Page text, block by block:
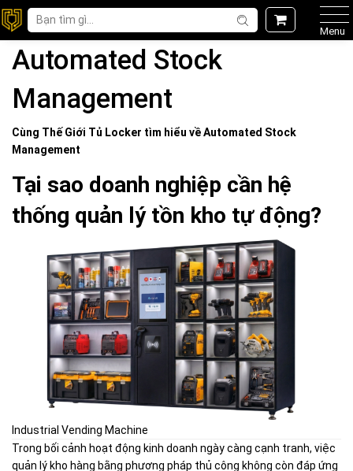
Menu
Automated Stock
Management
Cùng Thế Giới Tủ Locker tìm hiểu vềAutomated Stock
Management
Tại sao doanh nghiệp cần hệ
thống quản lý tồn kho tự động?
Industrial Vending Machine
Trong bối cảnh hoạt động kinh doanh ngày càng cạnh tranh, việc
quản lý kho hàng bằng phương pháp thủ công không còn đáp ứng